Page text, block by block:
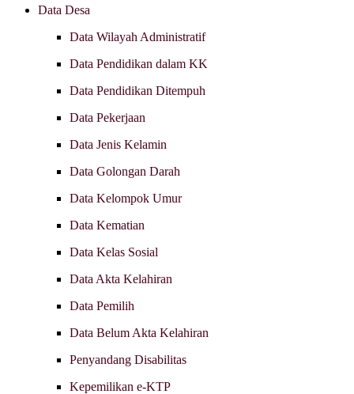
Data Desa
Data Wilayah Administratif
Data Pendidikan dalam KK
Data Pendidikan Ditempuh
Data Pekerjaan
Data Jenis Kelamin
Data Golongan Darah
Data Kelompok Umur
Data Kematian
Data Kelas Sosial
Data Akta Kelahiran
Data Pemilih
Data Belum Akta Kelahiran
Penyandang Disabilitas
Kepemilikan e-KTP